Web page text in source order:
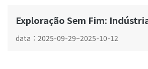
G02
data ： 2025-09-29~2025-10-12